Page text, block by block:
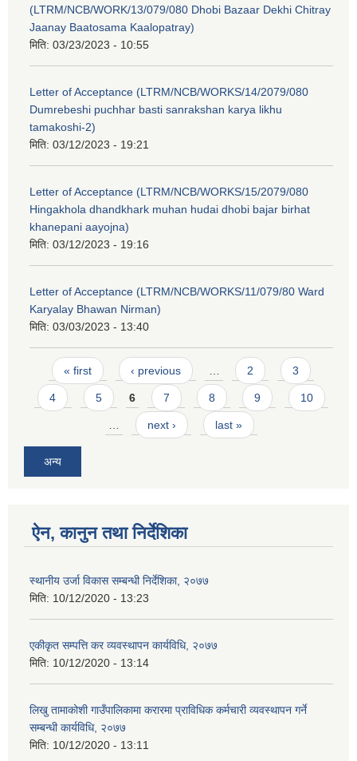
(LTRM/NCB/WORK/13/079/080 Dhobi Bazaar Dekhi Chitray
Jaanay Baatosama Kaalopatray)
मिति: 03/23/2023 - 10:55
Letter of Acceptance (LTRM/NCB/WORKS/14/2079/080
Dumrebeshi puchhar basti sanrakshan karya likhu
tamakoshi-2)
मिति: 03/12/2023 - 19:21
Letter of Acceptance (LTRM/NCB/WORKS/15/2079/080
Hingakhola dhandkhark muhan hudai dhobi bajar birhat
khanepani aayojna)
मिति: 03/12/2023 - 19:16
Letter of Acceptance (LTRM/NCB/WORKS/11/079/80 Ward
Karyalay Bhawan Nirman)
मिति: 03/03/2023 - 13:40
Pages
« first ‹ previous 2 3
4 5 6 7 8 9 10
next › last »
अन्य
ऐन, कानुन तथा निर्देशिका
स्थानीय उर्जा विकास सम्बन्धी निर्देशिका, २०७७
मिति: 10/12/2020 - 13:23
एकीकृत सम्पत्ति कर व्यवस्थापन कार्यविधि, २०७७
मिति: 10/12/2020 - 13:14
लिखु तामाकोशी गाउँपालिकामा करारमा प्राविधिक कर्मचारी व्यवस्थापन गर्ने
सम्बन्धी कार्यविधि, २०७७
मिति: 10/12/2020 - 13:11